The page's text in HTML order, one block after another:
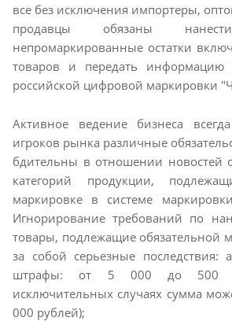
все без исключения импортеры,
продавцы обязаны
непромаркированные остатки
товаров и передать
российской цифровой маркировки
Активное ведение бизнеса
игроков рынка различные
бдительны в отношении новостей
категорий продукции,
маркировке в системе
Игнорирование требований по
товары, подлежащие обязательной
за собой серьезные последствия:
штрафы: от 5 000 до 500
исключительных случаях сумма
000 рублей);